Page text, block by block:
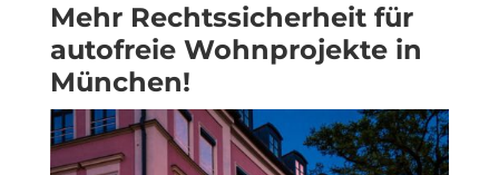
Mehr Rechtssicherheit für
autofreie Wohnprojekte in
München!